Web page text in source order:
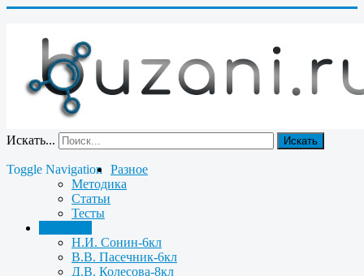
Искать... Искать
Toggle Navigation
Разное
Методика
Статьи
Тесты
Н.И. Сонин-6кл
В.В. Пасечник-6кл
Д.В. Колесова-8кл